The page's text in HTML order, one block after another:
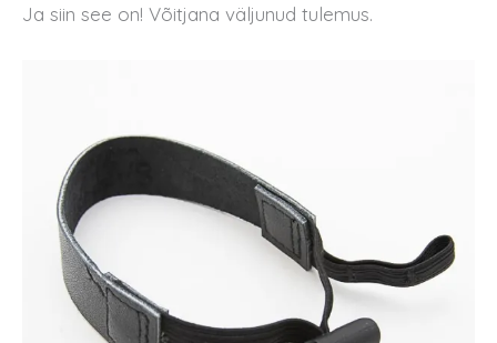
Ja siin see on! Võitjana väljunud tulemus.